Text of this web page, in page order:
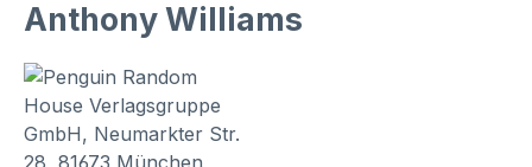
Anthony Williams